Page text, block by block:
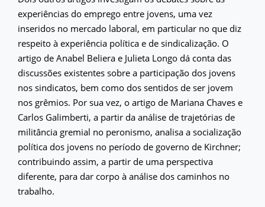
experiências do emprego entre jovens, uma vez
inseridos no mercado laboral, em particular no que diz
respeito à experiência política e de sindicalização. O
artigo de Anabel Beliera e Julieta Longo dá conta das
discussões existentes sobre a participação dos jovens
nos sindicatos, bem como dos sentidos de ser jovem
nos grêmios. Por sua vez, o artigo de Mariana Chaves e
Carlos Galimberti, a partir da análise de trajetórias de
militância gremial no peronismo, analisa a socialização
política dos jovens no período de governo de Kirchner;
contribuindo assim, a partir de uma perspectiva
diferente, para dar corpo à análise dos caminhos no
trabalho.